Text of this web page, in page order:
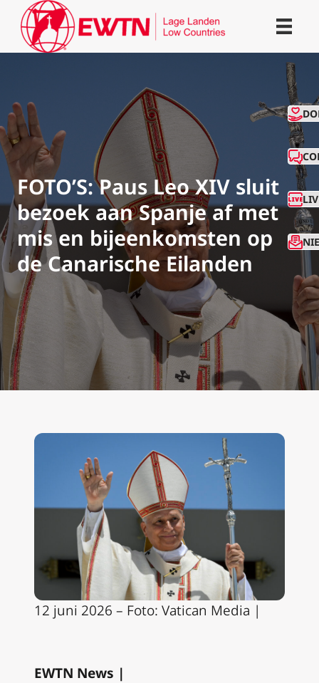
FOTO’S: Paus Leo XIV sluit
bezoek aan Spanje af met
mis en bijeenkomsten op
de Canarische Eilanden
12 juni 2026 – Foto: Vatican Media |
EWTN News |